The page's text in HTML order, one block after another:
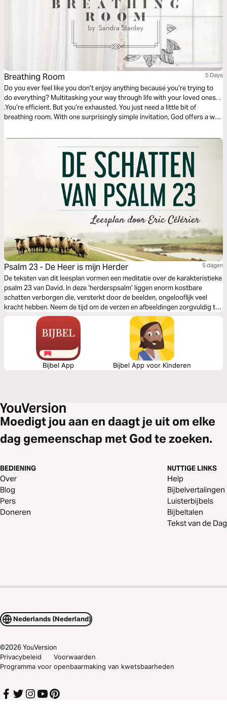
Breathing Room 5 Days
Do you ever feel like you don’t enjoy anything because you’re trying to
do everything? Multitasking your way through life with your loved ones. .
.You’re efficient. But you’re exhausted. You just need a little bit of
breathing room. With one surprisingly simple invitation, God offers a way
This plan will show you how.
Psalm 23 - De Heer is mijn Herder 5 dagen
De teksten van dit leesplan vormen een meditatie over de karakteristieke
psalm 23 van David. In deze ‘herderspsalm’ liggen enorm kostbare
schatten verborgen die, versterkt door de beelden, ongelooflijk veel
kracht hebben. Neem de tijd om de verzen en afbeeldingen zorgvuldig te
bestuderen en ze op je in te laten werken. Sommige platen (gemaakt door
Jérémie Roussier) roerden mij tot tranen toe. Eric Célérier.
Bijbel App Bijbel App voor Kinderen
Moedigt jou aan en daagt je uit om elke
dag gemeenschap met God te zoeken.
BEDIENING
Over
Blog
Pers
Doneren
NUTTIGE LINKS
Help
Bijbelvertalingen
Luisterbijbels
Bijbeltalen
Tekst van de Dag
Nederlands (Nederland)
©2026YouVersion
Privacybeleid
Voorwaarden
Programma voor openbaarmaking van kwetsbaarheden